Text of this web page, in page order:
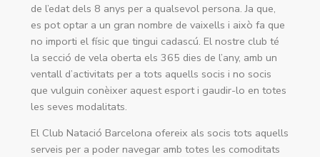
de l’edat dels 8 anys per a qualsevol persona. Ja que,
es pot optar a un gran nombre de vaixells i això fa que
no importi el físic que tingui cadascú. El nostre club té
la secció de vela oberta els 365 dies de l’any, amb un
ventall d’activitats per a tots aquells socis i no socis
que vulguin conèixer aquest esport i gaudir-lo en totes
les seves modalitats.
El Club Natació Barcelona ofereix als socis tots aquells
serveis per a poder navegar amb totes les comoditats